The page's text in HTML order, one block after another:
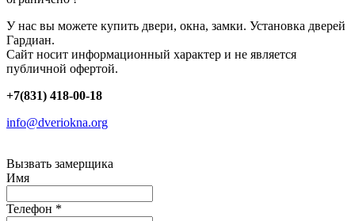
У нас вы можете купить двери, окна, замки. Установка дверей
Гардиан.
Сайт носит информационный характер и не является
публичной офертой.
+7(831) 418-00-18
info@dveriokna.org
Вызвать замерщика
Имя
Телефон *